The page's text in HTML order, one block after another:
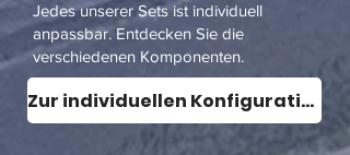
Jedes unserer Sets ist individuell
anpassbar. Entdecken Sie die
verschiedenen Komponenten.
Zur individuellen Konfiguration